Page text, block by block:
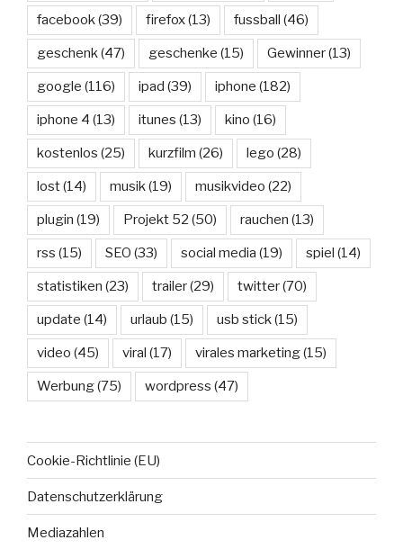
facebook(39) firefox(13) fussball (46)
geschenk(47) geschenke (15) Gewinner(13)
google (116) ipad (39) iphone (182)
iphone 4 (13) itunes (13) kino (16)
kostenlos (25) kurzfilm (26) lego (28)
lost(14) musik(19) musikvideo (22)
plugin (19) Projekt 52 (50) rauchen (13)
rss (15) SEO (33) social media (19) spiel (14)
statistiken (23) trailer(29) twitter(70)
update (14) urlaub (15) usb stick(15)
video (45) viral (17) virales marketing(15)
Werbung(75) wordpress (47)
Cookie-Richtlinie (EU)
Datenschutzerklärung
Mediazahlen